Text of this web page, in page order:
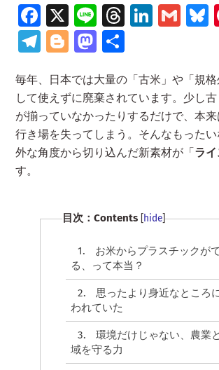
Fa
ce
b
o
o
k
X
Li
n
e
T
a
d
s
Li
e
dI
n
G
l
Te
gr
a
m
Bl
g
g
er
M
to
d
o
n
毎年、日本では大量の「古米」や「規
して使えずに廃棄されています。少し
が揃っていなかったりするだけで、本
行き場を失ってしまう。そんなもった
外な角度から切り込んだ新素材が「 ラ
す。
目次：Contents [hide]
1.
お米からプラスチックが
る、って本当？
2.
思ったより身近なところ
われていた
3.
環境だけじゃない、農業
域を守る力